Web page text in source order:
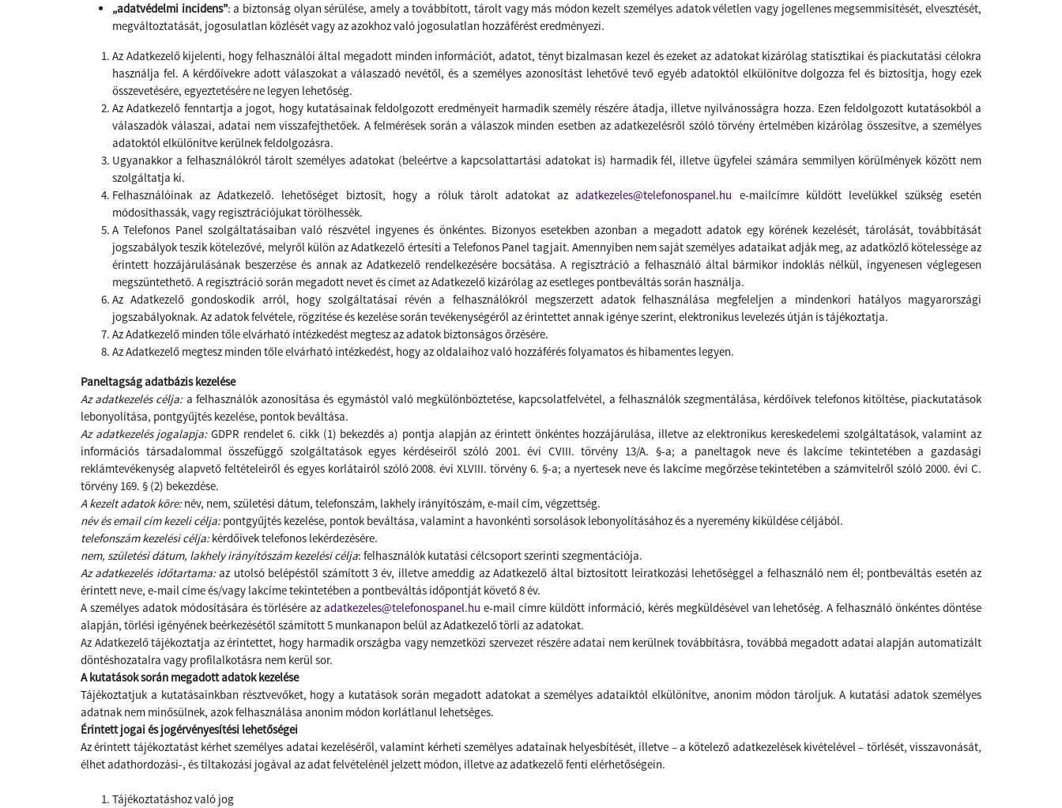
„adatvédelmi incidens”: a biztonság olyan sérülése, amely a továbbított, tárolt vagy más módon kezelt személyes adatok véletlen vagy jogellenes megsemmisítését, elvesztését,
megváltoztatását, jogosulatlan közlését vagy az azokhoz való jogosulatlan hozzáférést eredményezi.
Az Adatkezelő kijelenti, hogy felhasználói által megadott minden információt, adatot, tényt bizalmasan kezel és ezeket az adatokat kizárólag statisztikai és piackutatási célokra
használja fel. A kérdőívekre adott válaszokat a válaszadó nevétől, és a személyes azonosítást lehetővé tevő egyéb adatoktól elkülönítve dolgozza fel és biztosítja, hogy ezek
összevetésére, egyeztetésére ne legyen lehetőség.
Az Adatkezelő fenntartja a jogot, hogy kutatásainak feldolgozott eredményeit harmadik személy részére átadja, illetve nyilvánosságra hozza. Ezen feldolgozott kutatásokból a
válaszadók válaszai, adatai nem visszafejthetőek. A felmérések során a válaszok minden esetben az adatkezelésről szóló törvény értelmében kizárólag összesítve, a személyes
adatoktól elkülönítve kerülnek feldolgozásra.
Ugyanakkor a felhasználókról tárolt személyes adatokat (beleértve a kapcsolattartási adatokat is) harmadik fél, illetve ügyfelei számára semmilyen körülmények között nem
szolgáltatja ki.
Felhasználóinak az Adatkezelő. lehetőséget biztosít, hogy a róluk tárolt adatokat az adatkezeles@telefonospanel.hu e-mailcímre küldött levelükkel szükség esetén
módosíthassák, vagy regisztrációjukat törölhessék.
A Telefonos Panel szolgáltatásaiban való részvétel ingyenes és önkéntes. Bizonyos esetekben azonban a megadott adatok egy körének kezelését, tárolását, továbbítását
jogszabályok teszik kötelezővé, melyről külön az Adatkezelő értesíti a Telefonos Panel tagjait. Amennyiben nem saját személyes adataikat adják meg, az adatközlő kötelessége az
érintett hozzájárulásának beszerzése és annak az Adatkezelő rendelkezésére bocsátása. A regisztráció a felhasználó által bármikor indoklás nélkül, ingyenesen véglegesen
megszüntethető. A regisztráció során megadott nevet és címet az Adatkezelő kizárólag az esetleges pontbeváltás során használja.
Az Adatkezelő gondoskodik arról, hogy szolgáltatásai révén a felhasználókról megszerzett adatok felhasználása megfeleljen a mindenkori hatályos magyarországi
jogszabályoknak. Az adatok felvétele, rögzítése és kezelése során tevékenységéről az érintettet annak igénye szerint, elektronikus levelezés útján is tájékoztatja.
Az Adatkezelő minden tőle elvárható intézkedést megtesz az adatok biztonságos őrzésére.
Az Adatkezelő megtesz minden tőle elvárható intézkedést, hogy az oldalaihoz való hozzáférés folyamatos és hibamentes legyen.
Paneltagság adatbázis kezelése
Az adatkezelés célja:a felhasználók azonosítása és egymástól való megkülönböztetése, kapcsolatfelvétel, a felhasználók szegmentálása, kérdőívek telefonos kitöltése, piackutatások
lebonyolítása, pontgyűjtés kezelése, pontok beváltása.
Az adatkezelés jogalapja:GDPR rendelet 6. cikk (1) bekezdés a) pontja alapján az érintett önkéntes hozzájárulása, illetve az elektronikus kereskedelemi szolgáltatások, valamint az
információs társadalommal összefüggő szolgáltatások egyes kérdéseiről szóló 2001. évi CVIII. törvény 13/A. §-a; a paneltagok neve és lakcíme tekintetében a gazdasági
reklámtevékenység alapvető feltételeiről és egyes korlátairól szóló 2008. évi XLVIII. törvény 6. §-a; a nyertesek neve és lakcíme megőrzése tekintetében a számvitelről szóló 2000. évi C.
törvény 169. § (2) bekezdése.
A kezelt adatok köre:név, nem, születési dátum, telefonszám, lakhely irányítószám, e-mail cím, végzettség.
név és email cím kezeli célja:pontgyűjtés kezelése, pontok beváltása, valamint a havonkénti sorsolások lebonyolításához és a nyeremény kiküldése céljából.
telefonszám kezelési célja:kérdőívek telefonos lekérdezésére.
nem, születési dátum, lakhely irányítószám kezelési célja: felhasználók kutatási célcsoport szerinti szegmentációja.
Az adatkezelés időtartama:az utolsó belépéstől számított 3 év, illetve ameddig az Adatkezelő által biztosított leiratkozási lehetőséggel a felhasználó nem él; pontbeváltás esetén az
érintett neve, e-mail címe és/vagy lakcíme tekintetében a pontbeváltás időpontját követő 8 év.
A személyes adatok módosítására és törlésére az adatkezeles@telefonospanel.hu e-mail címre küldött információ, kérés megküldésével van lehetőség. Afelhasználó önkéntes döntése
alapján, törlési igényének beérkezésétől számított 5 munkanapon belül az Adatkezelő törli az adatokat.
Az Adatkezelő tájékoztatja az érintettet, hogy harmadik országba vagy nemzetközi szervezet részére adatai nem kerülnek továbbításra, továbbá megadott adatai alapján automatizált
döntéshozatalra vagy profilalkotásra nem kerül sor.
A kutatások során megadott adatok kezelése
Tájékoztatjuk a kutatásainkban résztvevőket, hogy a kutatások során megadott adatokat a személyes adataiktól elkülönítve, anonim módon tároljuk. A kutatási adatok személyes
adatnak nem minősülnek, azok felhasználása anonim módon korlátlanul lehetséges.
Érintett jogai és jogérvényesítési lehetőségei
Az érintett tájékoztatást kérhet személyes adatai kezeléséről, valamint kérheti személyes adatainak helyesbítését, illetve – a kötelező adatkezelések kivételével – törlését, visszavonását,
élhet adathordozási-, és tiltakozási jogával az adat felvételénél jelzett módon, illetve az adatkezelő fenti elérhetőségein.
Tájékoztatáshoz való jog